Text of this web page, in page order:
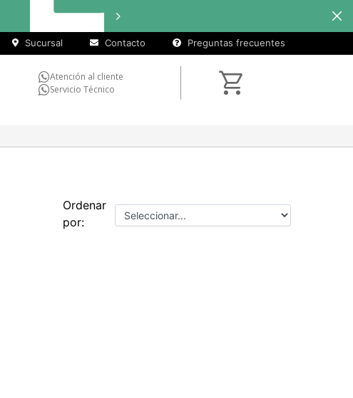
Sucursal Contacto Preguntas frecuentes
Atención al cliente
Servicio Técnico
Ordenar
por: